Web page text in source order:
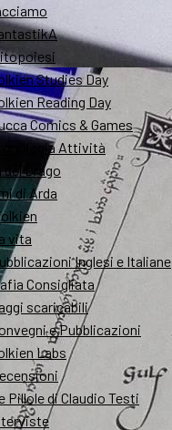
Studies Day
Reading Day
Comics & Games
Attività
del Drago
di Arda
vita
Inglesi e Italiane
Consigliata
scaricabili
e Pubblicazioni
Labs
Pillole di Claudio Testi